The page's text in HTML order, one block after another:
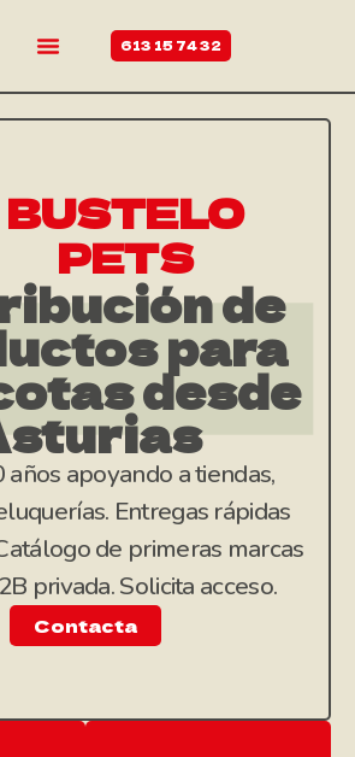
613 15 74 32
BUSTELO
PETS
de
para
desde
años apoyando a tiendas,
Entregas rápidas
de primeras marcas
privada. Solicita acceso.
Contacta